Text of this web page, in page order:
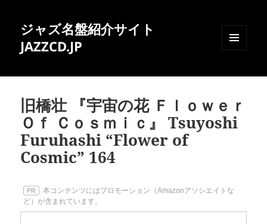
ジャズ名盤紹介サイト
JAZZCD.JP
ィジェ
旧橋壮 『宇宙の花 Ｆｌｏｗｅｒ
Ｏｆ Ｃｏｓｍｉｃ』 Tsuyoshi
Furuhashi “Flower of
Cosmic” 164
PR
本コンテンツにはプロモーション（Amazonアソシエイトな
ど）が含まれています。